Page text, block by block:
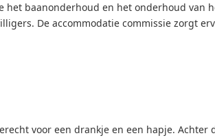
het baanonderhoud en het onderhoud van
De accommodatie commissie zorgt
voor een drankje en een hapje.